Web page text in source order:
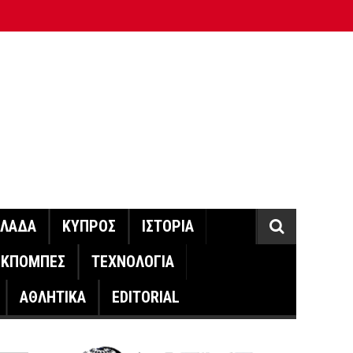
ΚΥΠΡΟΣ
ΙΣΤΟΡΙΑ
ΤΕΧΝΟΛΟΓΙΑ
ΑΘΛΗΤΙΚΑ EDITORIAL